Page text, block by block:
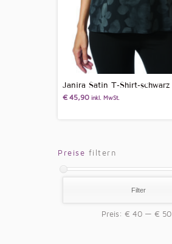
Janira Satin T-Shirt-schwarz
€45,90 inkl. MwSt.
Preise filtern
Filter
Preis: € 40— € 50